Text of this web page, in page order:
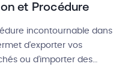
et Procédure
incontournable dans
d’exporter vos
ou d’importer des